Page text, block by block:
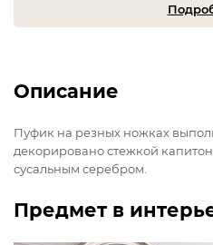
Описание
Пуфик на резных ножках
декорировано стежкой
сусальным серебром.
Предмет в